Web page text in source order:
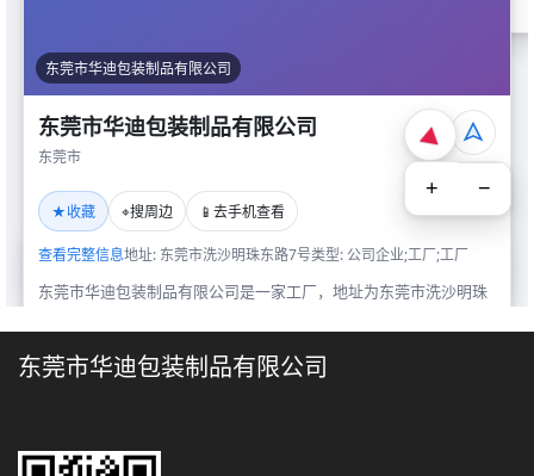
东莞市华迪包装制品有限公司